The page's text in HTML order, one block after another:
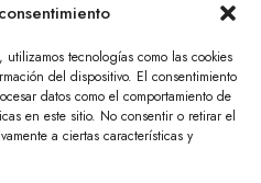
utilizamos tecnologías como las cookies
del dispositivo. El consentimiento
datos como el comportamiento de
en este sitio. No consentir o retirar el
a ciertas características y